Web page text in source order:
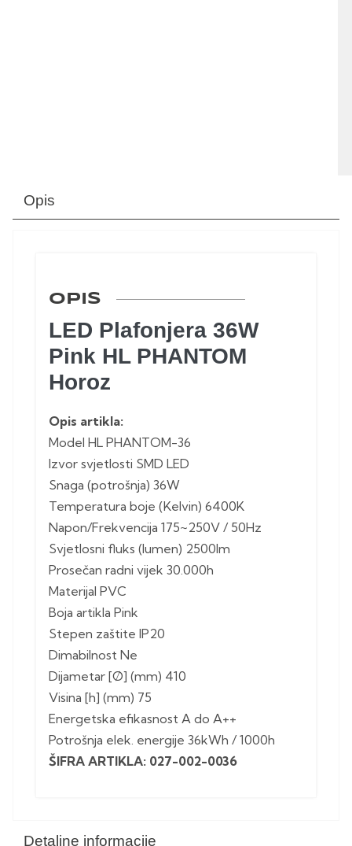
Opis
Detaljne informacije
OPIS
LED Plafonjera 36W
Pink HL PHANTOM
Horoz
Opis artikla:
Model HL PHANTOM-36
Izvor svjetlosti SMD LED
Snaga (potrošnja) 36W
Temperatura boje (Kelvin) 6400K
Napon/Frekvencija 175~250V / 50Hz
Svjetlosni fluks (lumen) 2500lm
Prosečan radni vijek 30.000h
Materijal PVC
Boja artikla Pink
Stepen zaštite IP20
Dimabilnost Ne
Dijametar [Ø] (mm) 410
Visina [h] (mm) 75
Energetska efikasnost A do A++
Potrošnja elek. energije 36kWh / 1000h
ŠIFRA ARTIKLA: 027-002-0036